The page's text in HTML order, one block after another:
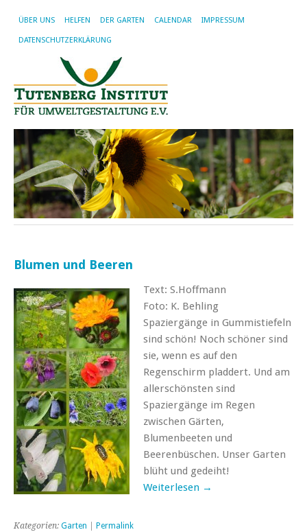
ÜBER UNS HELFEN DER GARTEN CALENDAR IMPRESSUM
DATENSCHUTZERKLÄRUNG
Blumen und Beeren
Text: S.Hoffmann
Foto: K. Behling
Spaziergänge in Gummistiefeln
sind schön! Noch schöner sind
sie, wenn es auf den
Regenschirm pladdert. Und am
allerschönsten sind
Spaziergänge im Regen
zwischen Gärten,
Blumenbeeten und
Beerenbüschen. Unser Garten
blüht und gedeiht!
Weiterlesen →
Kategorien: Garten Permalink